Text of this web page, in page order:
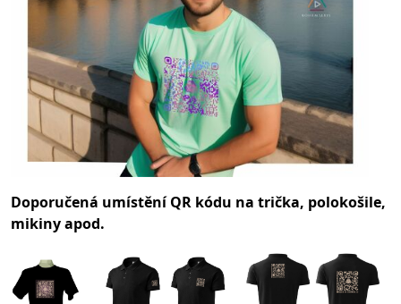
Doporučená umístění QR kódu na trička, polokošile,
mikiny apod.